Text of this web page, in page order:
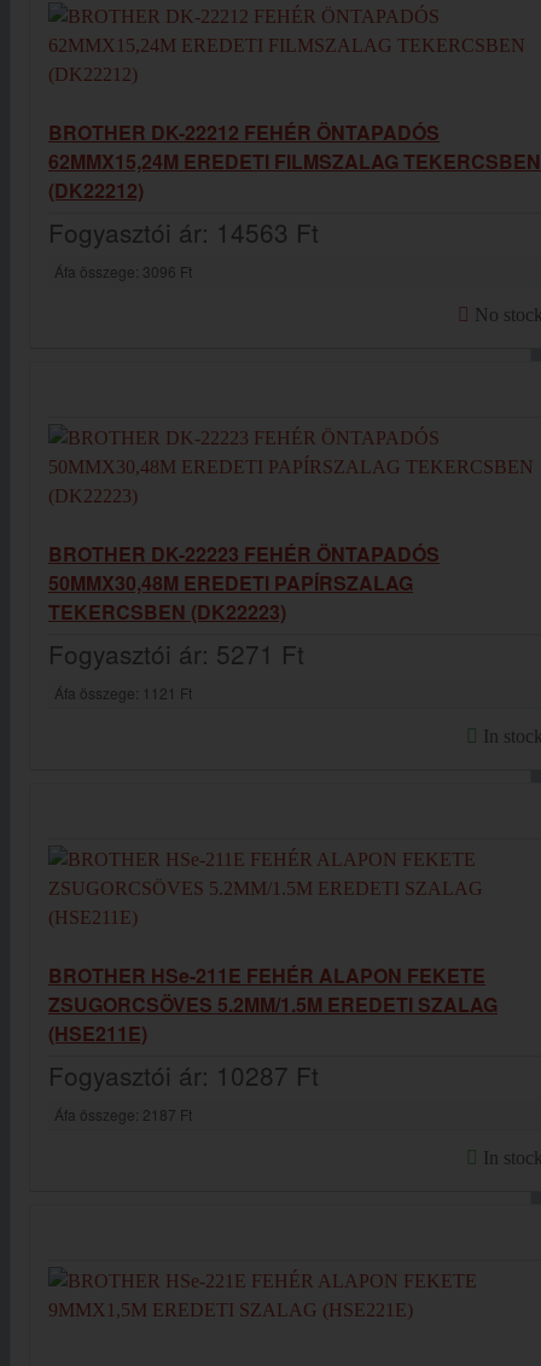
BROTHER DK-22212 FEHÉR ÖNTAPADÓS
62MMX15,24M EREDETI FILMSZALAG TEKERCSBEN
(DK22212)
Fogyasztói ár: 14563 Ft
Áfa összege: 3096 Ft
No
BROTHER DK-22223 FEHÉR ÖNTAPADÓS
50MMX30,48M EREDETI PAPÍRSZALAG
TEKERCSBEN (DK22223)
Fogyasztói ár: 5271 Ft
Áfa összege: 1121 Ft
In
BROTHER HSe-211E FEHÉR ALAPON FEKETE
ZSUGORCSÖVES 5.2MM/1.5M EREDETI SZALAG
(HSE211E)
Fogyasztói ár: 10287 Ft
Áfa összege: 2187 Ft
In